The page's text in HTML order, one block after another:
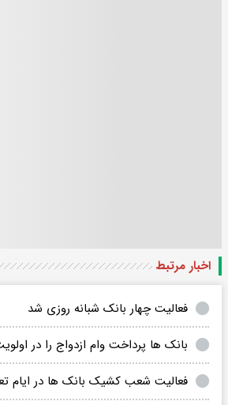
اخبار مرتبط
فعالیت چهار بانک شبانه روزی شد
بانک ها پرداخت وام ازدواج را در
فعالیت شعب کشیک بانک ها در ایام